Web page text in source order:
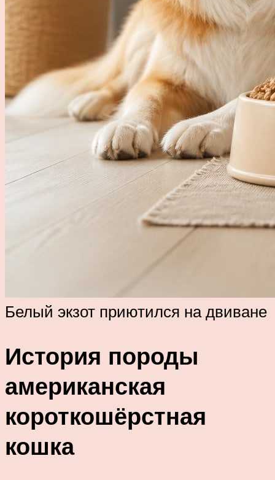
Белый экзот приютился на двиване
История породы
американская
короткошёрстная
кошка